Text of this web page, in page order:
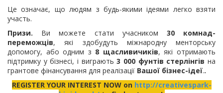
Це означає, що людям з будь-якими ідеями легко взяти
участь.
Призи. Ви можете стати учасником 30 комнад-
переможців, які здобудуть міжнародну менторську
допомогу, або одним з 8 щасливичиків, які отримають
підтримку у бізнесі, і виграють3 000 фунтів стерлінгів на
грантове фінансування для реалізації Вашої бізнес-ідеї..
REGISTER YOUR INTEREST NOW on http://creativespark-